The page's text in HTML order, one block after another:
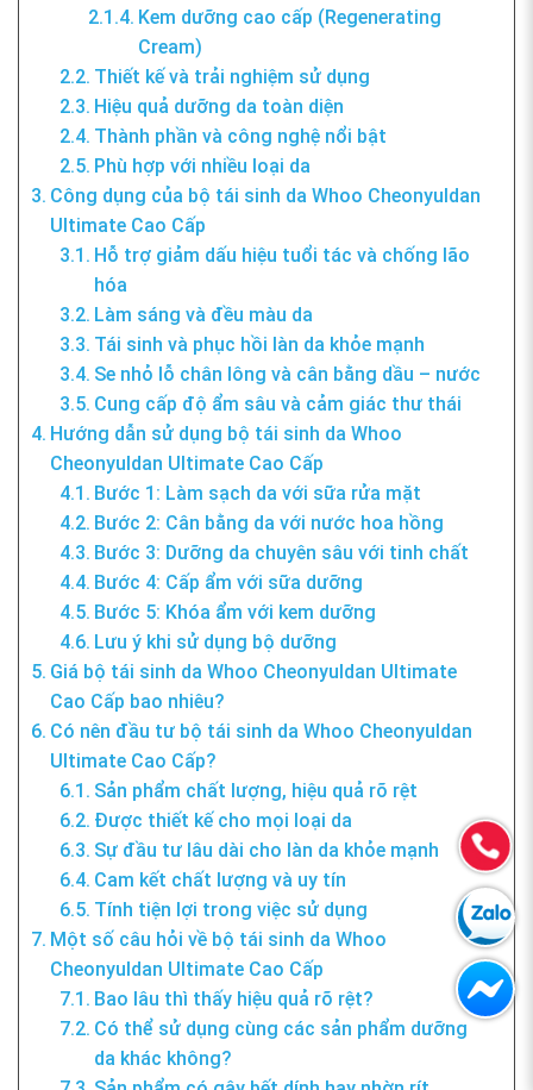
Kem dưỡng cao cấp (Regenerating
Cream)
Thiết kế và trải nghiệm sử dụng
Hiệu quả dưỡng da toàn diện
Thành phần và công nghệ nổi bật
Phù hợp với nhiều loại da
Công dụng của bộ tái sinh da Whoo Cheonyuldan
Ultimate Cao Cấp
Hỗ trợ giảm dấu hiệu tuổi tác và chống lão
hóa
Làm sáng và đều màu da
Tái sinh và phục hồi làn da khỏe mạnh
Se nhỏ lỗ chân lông và cân bằng dầu – nước
Cung cấp độ ẩm sâu và cảm giác thư thái
Hướng dẫn sử dụng bộ tái sinh da Whoo
Cheonyuldan Ultimate Cao Cấp
Bước 1: Làm sạch da với sữa rửa mặt
Bước 2: Cân bằng da với nước hoa hồng
Bước 3: Dưỡng da chuyên sâu với tinh chất
Bước 4: Cấp ẩm với sữa dưỡng
Bước 5: Khóa ẩm với kem dưỡng
Lưu ý khi sử dụng bộ dưỡng
Giá bộ tái sinh da Whoo Cheonyuldan Ultimate
Cao Cấp bao nhiêu?
Có nên đầu tư bộ tái sinh da Whoo Cheonyuldan
Ultimate Cao Cấp?
Sản phẩm chất lượng, hiệu quả rõ rệt
Được thiết kế cho mọi loại da
Sự đầu tư lâu dài cho làn da khỏe mạnh
Cam kết chất lượng và uy tín
Tính tiện lợi trong việc sử dụng
Một số câu hỏi về bộ tái sinh da Whoo
Cheonyuldan Ultimate Cao Cấp
Bao lâu thì thấy hiệu quả rõ rệt?
Có thể sử dụng cùng các sản phẩm dưỡng
da khác không?